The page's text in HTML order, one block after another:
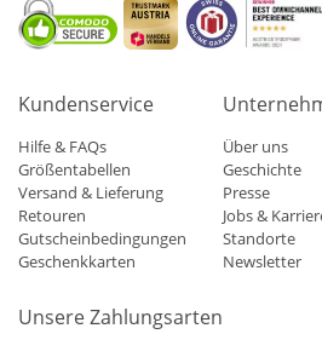
Kundenservice
Hilfe & FAQs
Größentabellen
Versand & Lieferung
Retouren
Gutscheinbedingungen
Geschenkkarten
Über uns
Geschichte
Presse
Jobs &
Standorte
Newsletter
Unsere Zahlungsarten